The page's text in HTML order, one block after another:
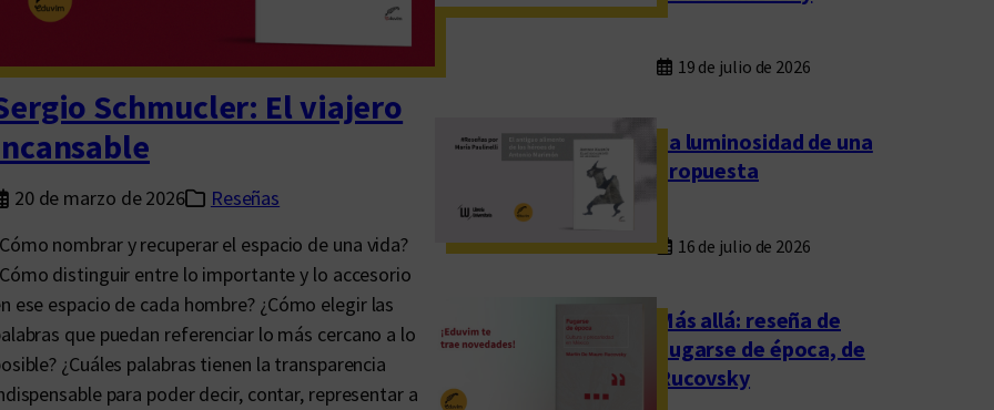
e
t
a
s
J
o
s
é
H
e
Schmucler: El viajero
20 de marzo de 2026
Reseñas
nombrar y recuperar el espacio de una vida?
distinguir entre lo importante y lo accesorio
ese espacio de cada hombre? ¿Cómo elegir las
que puedan referenciar lo más cercano a lo
¿Cuáles palabras tienen la transparencia
para poder decir, contar, representar a
19 de julio de 2026
La luminosidad de una
propuesta
16 de julio de 2026
Más allá: reseña de
Fugarse de época, de
Rucovsky